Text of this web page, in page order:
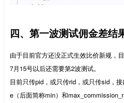
四、第一波测试佣金差结
由于目前官方还没正式生效比价新规，
7月15号以后还需要第2波测试。
目前只传pid，或只传rid，或只传sid，
e（后面简称min）和